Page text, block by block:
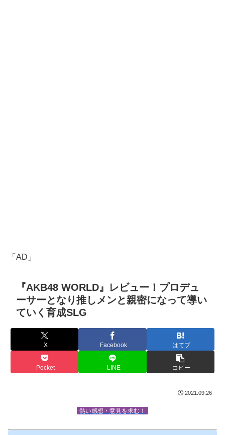
「AD」
『AKB48 WORLD』レビュー！プロデュ
ーサーとなり推しメンと親密になって導い
ていく育成SLG
X Facebook はてブ
Pocket LINE コピー
2021.09.26
熱い感想・意見を求む！